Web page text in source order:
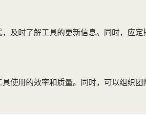
及时了解工具的更新信息。同时，应定
使用的效率和质量。同时，可以组织团